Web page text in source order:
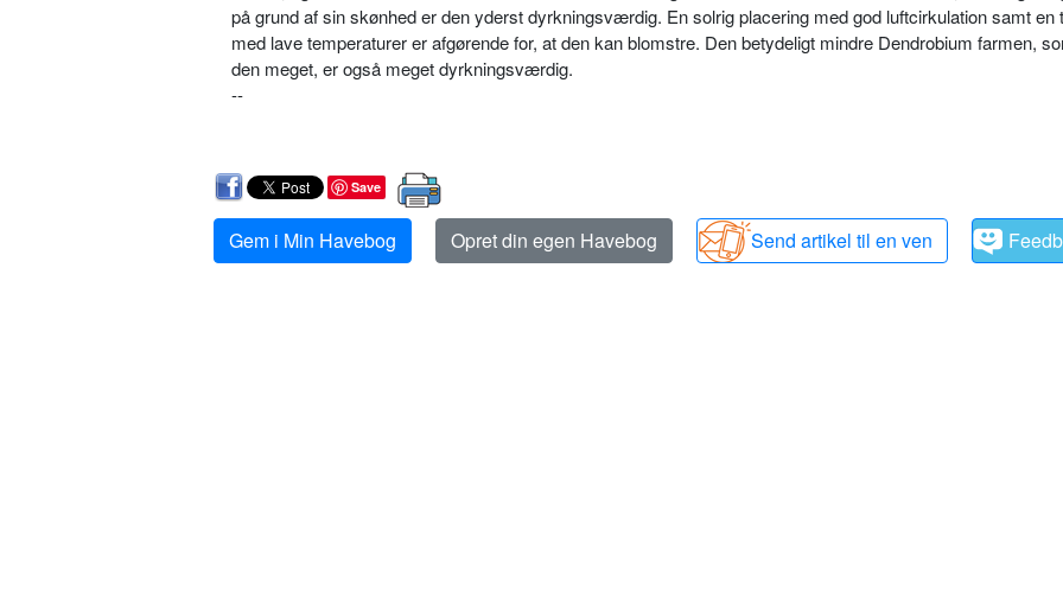
på grund af sin skøn­hed er den yderst dyrkningsværdig. En sol­rig placering med god luftcirkulation samt en
med lave temperaturer er af­gørende for, at den kan blomstre. Den be­tydeligt mindre Dendrobium farmen,
den meget, er også meget dyrknings­værdig.
--
Save
Gem i Min Havebog Opret din egen Havebog Send artikel til en ven